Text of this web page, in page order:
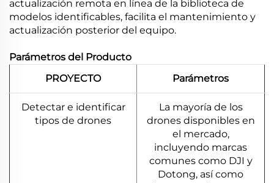
actualización remota en línea de la biblioteca de
modelos identificables, facilita el mantenimiento y
actualización posterior del equipo.
Parámetros del Producto
PROYECTO
Parámetros
Detectar e identificar
tipos de drones
La mayoría de los
drones disponibles en
el mercado,
incluyendo marcas
comunes como DJI y
Dotong, así como